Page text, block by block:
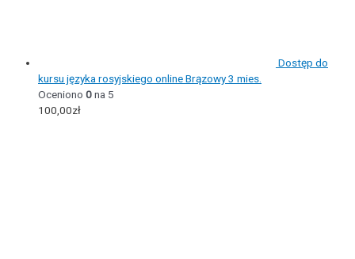
Dostęp do
kursu języka rosyjskiego online Brązowy 3 mies.
Oceniono 0na 5
100,00zł